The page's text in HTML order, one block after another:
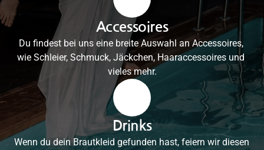
Accessoires
Du findest bei uns eine breite Auswahl an Accessoires,
wie Schleier, Schmuck, Jäckchen, Haaraccessoires und
vieles mehr.
Drinks
Wenn du dein Brautkleid gefunden hast, feiern wir diesen